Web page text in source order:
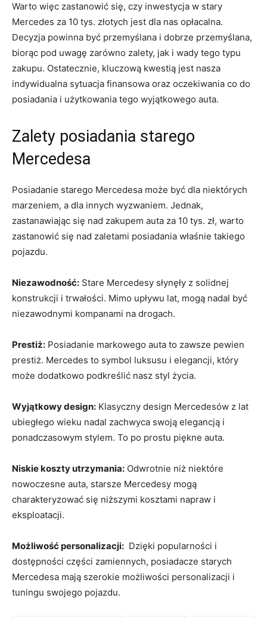
Warto więc zastanowić się, czy inwestycja w stary
Mercedes za 10 tys. złotych jest dla nas opłacalna.
⁤Decyzja⁤ powinna‍ być przemyślana i dobrze przemyślana,
biorąc pod uwagę zarówno zalety, ‌jak i wady tego typu
zakupu. Ostatecznie, kluczową kwestią jest ⁤nasza
indywidualna sytuacja finansowa oraz oczekiwania co do
posiadania i użytkowania tego wyjątkowego auta.
Zalety posiadania starego
Mercedesa
Posiadanie starego ⁣Mercedesa może być dla niektórych
marzeniem, a dla ⁢innych ‍wyzwaniem. Jednak,
zastanawiając‌ się nad zakupem auta za 10 tys. ⁢zł, warto
zastanowić się nad zaletami posiadania właśnie takiego
pojazdu.
Niezawodność: Stare Mercedesy słynęły ⁢z⁣ solidnej
konstrukcji i trwałości. ⁣Mimo upływu lat, ⁣mogą nadal być
‌niezawodnymi kompanami na drogach.
Prestiż: Posiadanie markowego auta to zawsze pewien
prestiż. Mercedes to symbol luksusu i elegancji, który
może dodatkowo podkreślić nasz styl życia.
Wyjątkowy design: Klasyczny⁢ design Mercedesów z lat
ubiegłego wieku nadal zachwyca swoją elegancją i
ponadczasowym ​stylem.⁢ To po prostu piękne auta.
Niskie koszty utrzymania: Odwrotnie niż niektóre
nowoczesne auta, starsze Mercedesy mogą
charakteryzować się niższymi⁣ kosztami napraw i
eksploatacji.
Możliwość personalizacji: ‍ Dzięki⁢ popularności ⁤i
dostępności części zamiennych, posiadacze starych
Mercedesa mają szerokie możliwości personalizacji i
tuningu swojego pojazdu.